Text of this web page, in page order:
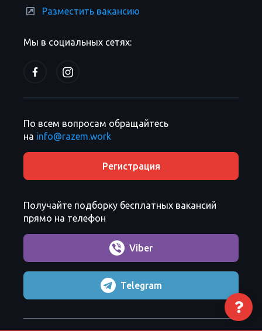
Мы в социальных сетях:
Разместить вакансию
По всем вопросам обращайтесь
на info@razem.work
Регистрация
Получайте подборку бесплатных вакансий
прямо на телефон
Viber
Telegram